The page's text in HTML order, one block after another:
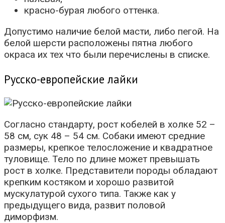
красно-бурая любого оттенка.
Допустимо наличие белой масти, либо пегой. На
белой шерсти расположены пятна любого
окраса их тех что были перечислены в списке.
Русско-европейские лайки
Согласно стандарту, рост кобелей в холке 52 –
58 см, сук 48 – 54 см. Собаки имеют средние
размеры, крепкое телосложение и квадратное
туловище. Тело по длине может превышать
рост в холке. Представители породы обладают
крепким костяком и хорошо развитой
мускулатурой сухого типа. Также как у
предыдущего вида, развит половой
диморфизм.